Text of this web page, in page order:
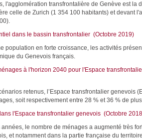
l'agglomération transfrontalière de Genève est la
celle de Zurich (1 354 100 habitants) et devant
dans le bassin transfrontalier (Octobre 2019)
population en forte croissance, les activités
du Genevois français.
à l'horizon 2040 pour l'Espace
retenus, l’Espace transfrontalier genevois
soit respectivement entre 28 % et 36 % de
l'Espace transfrontalier genevois (Octobre
le nombre de ménages a augmenté très
et notamment dans la partie française du